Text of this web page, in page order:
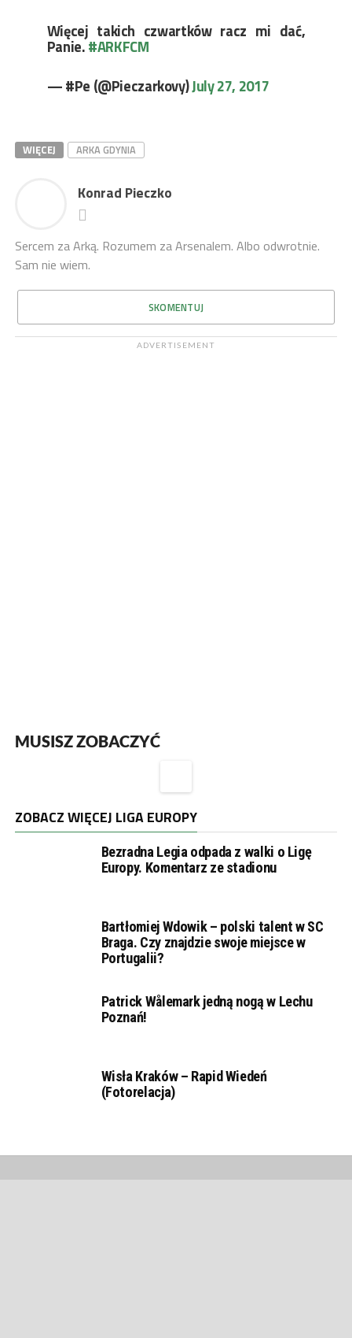
Więcej takich czwartków racz mi dać,
Panie.#ARKFCM
— #Pe (@Pieczarkovy)July 27, 2017
WIĘCEJ ARKA GDYNIA
Konrad Pieczko
Sercem za Arką. Rozumem za Arsenalem. Albo odwrotnie.
Sam nie wiem.
SKOMENTUJ
ADVERTISEMENT
MUSISZ ZOBACZYĆ
ZOBACZ WIĘCEJ LIGA EUROPY
Bezradna Legia odpada z walki o Ligę
Europy. Komentarz ze stadionu
Bartłomiej Wdowik – polski talent w SC
Braga. Czy znajdzie swoje miejsce w
Portugalii?
Patrick Wålemark jedną nogą w Lechu
Poznań!
Wisła Kraków – Rapid Wiedeń
(Fotorelacja)